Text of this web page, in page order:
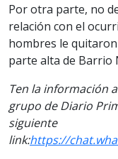
Por otra parte, no
relación con el
hombres le quitaron
parte alta de Barrio
Ten la información
grupo de Diario
siguiente
link:https://